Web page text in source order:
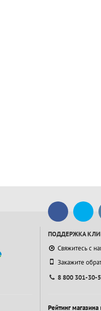
ПОДДЕРЖКА
Свяжитесь с
Закажите
8 800 301-30-
Рейтинг магазина